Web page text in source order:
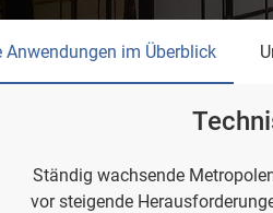
Anwendungen im Überblick
Ständig wachsende
vor steigende